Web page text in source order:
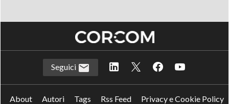
Seguici
About Autori Tags Rss Feed
Privacy e Cookie Policy